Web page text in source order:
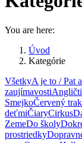
You are here:
Úvod
Kategórie
VšetkyA je to / Pat
zaujímavosti
SmejkoČervený
deťmiČiaryCirkus
ZemeDo školy
prostriedky